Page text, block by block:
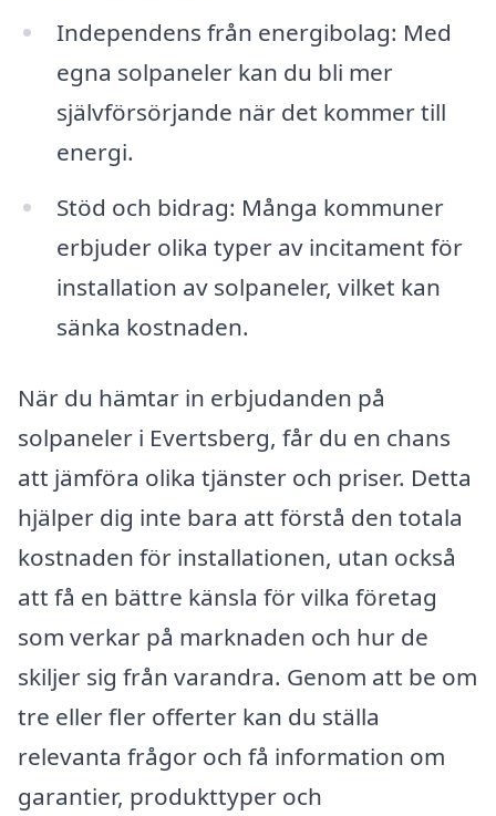
Independens från energibolag: Med
egna solpaneler kan du bli mer
självförsörjande när det kommer till
energi.
Stöd och bidrag: Många kommuner
erbjuder olika typer av incitament för
installation av solpaneler, vilket kan
sänka kostnaden.
När du hämtar in erbjudanden på
solpaneler i Evertsberg, får du en chans
att jämföra olika tjänster och priser. Detta
hjälper dig inte bara att förstå den totala
kostnaden för installationen, utan också
att få en bättre känsla för vilka företag
som verkar på marknaden och hur de
skiljer sig från varandra. Genom att be om
tre eller fler offerter kan du ställa
relevanta frågor och få information om
garantier, produkttyper och